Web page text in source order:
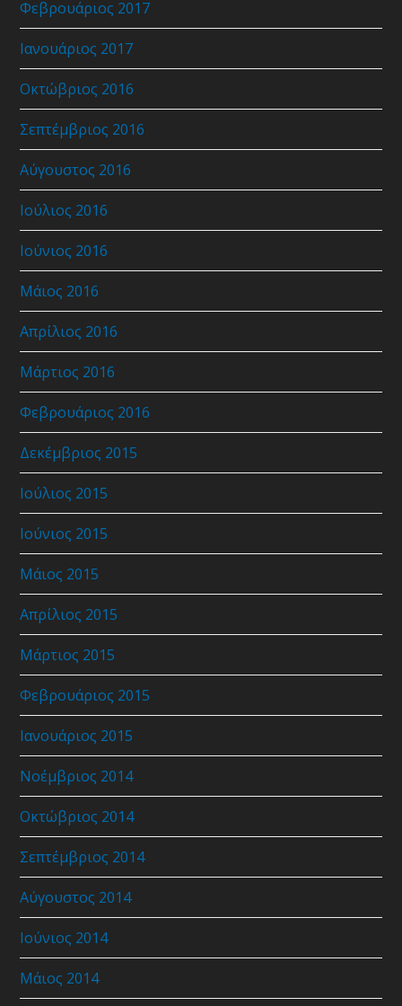
Φεβρουάριος 2017
Ιανουάριος 2017
Οκτώβριος 2016
Σεπτέμβριος 2016
Αύγουστος 2016
Ιούλιος 2016
Ιούνιος 2016
Μάιος 2016
Απρίλιος 2016
Μάρτιος 2016
Φεβρουάριος 2016
Δεκέμβριος 2015
Ιούλιος 2015
Ιούνιος 2015
Μάιος 2015
Απρίλιος 2015
Μάρτιος 2015
Φεβρουάριος 2015
Ιανουάριος 2015
Νοέμβριος 2014
Οκτώβριος 2014
Σεπτέμβριος 2014
Αύγουστος 2014
Ιούνιος 2014
Μάιος 2014